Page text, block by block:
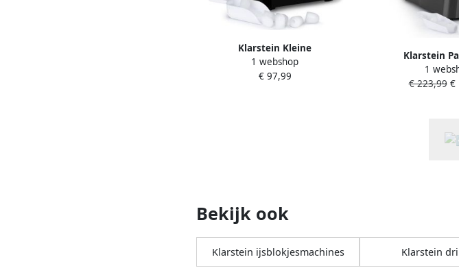
Klarstein Kleine
IJsblokjesmachine – 1 5L
IJsblokjesmaker voor Grote
1 webshop
€ 97,99
Klarstein
IJsblokjesmaker
1
€ 223,99€
Bekijk ook
Klarstein ijsblokjesmachines Klarstein